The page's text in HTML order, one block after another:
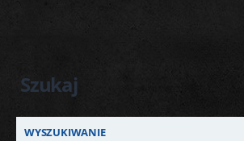
Szukaj
WYSZUKIWANIE